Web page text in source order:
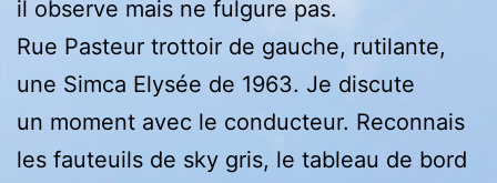
il observe mais ne fulgure pas.
Rue Pasteur trottoir de gauche, rutilante,
une Simca Elysée de 1963. Je discute
un moment avec le conducteur. Reconnais
les fauteuils de sky gris, le tableau de bord